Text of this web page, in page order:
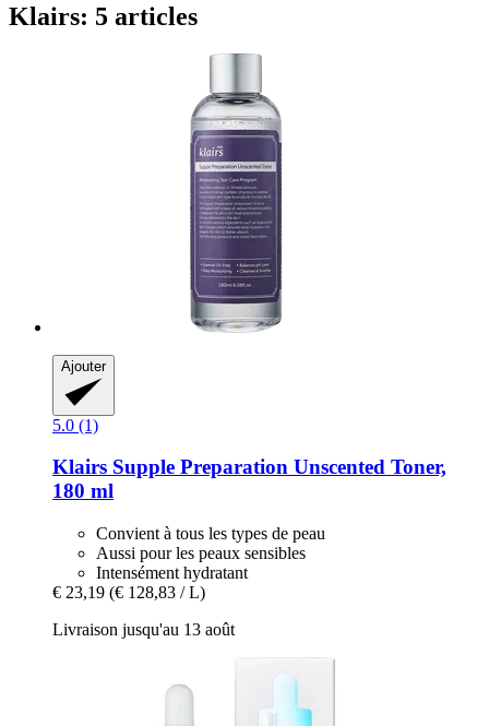
Klairs: 5 articles
Ajouter
5.0 (1)
Klairs Supple Preparation Unscented Toner,
180 ml
Convient à tous les types de peau
Aussi pour les peaux sensibles
Intensément hydratant
€ 23,19 (€ 128,83 / L)
Livraison jusqu'au 13 août